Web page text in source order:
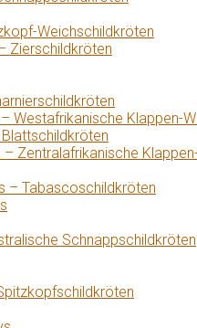
Weichschildkröten
Zierschildkröten
Westafrikanische Klappen-
Zentralafrikanische
– Tabascoschildkröten
Schnappschildkröten